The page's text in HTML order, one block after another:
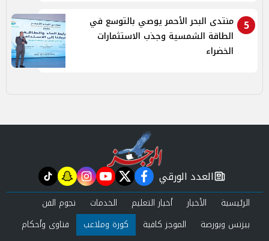
5
منتدى البحر الأحمر يوصي بالتوسع في
الطاقة الشمسية وجذب الاستثمارات
الخضراء
newspaper
العدد الورقي facebook
twitter
youtube
instagram
snapchat
tiktok
الرئيسية الأخبار أخبار التعليم الخدمات
نجوم الفن
بيزنس وبورصة
الموجز كافية كورة وملاعب
فتاوى وأحكام